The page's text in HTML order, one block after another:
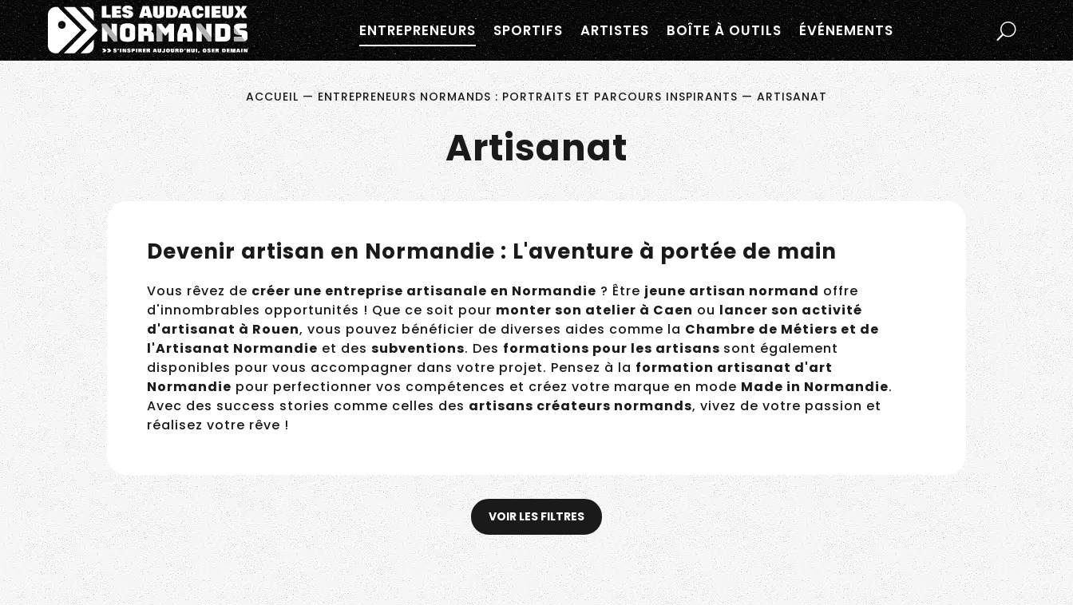
ENTREPRENEURS SPORTIFS ARTISTES BOÎTE À OUTILS ÉVÉNEMENTS
ACCUEIL—ENTREPRENEURS NORMANDS : PORTRAITS ET PARCOURS INSPIRANTS—ARTISANAT
Artisanat
Devenir artisan en Normandie : L'aventure à portée de main
Vous rêvez de créer une entreprise artisanale en Normandie? Être jeune artisan normand offre
d'innombrables opportunités ! Que ce soit pour monter son atelier à Caen ou lancer son activité
d'artisanat à Rouen, vous pouvez bénéficier de diverses aides comme la Chambre de Métiers et de
l'Artisanat Normandieet des subventions. Des formations pour les artisans sont également
disponibles pour vous accompagner dans votre projet. Pensez à la formation artisanat d'art
Normandiepour perfectionner vos compétences et créez votre marque en mode Made in Normandie.
Avec des success stories comme celles des artisans créateurs normands, vivez de votre passion et
réalisez votre rêve !
VOIR LES FILTRES
Il est fontainier d’art –
Alexis Montagne
Il est créateur de
skateparks – Léo
Bréchet
Alexis Turet, meilleur
apprenti de France et
jeune entrepreneur
Céline Goujon, créatrice
de tiny houses
normandes
Pitch ta Normandie
×
Êtes-vous d'accord pour activer les cookies pour une navigation personnalisée ?